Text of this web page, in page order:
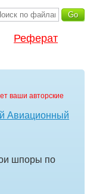
Реферат
ваши авторские
Авиационный
шпоры по